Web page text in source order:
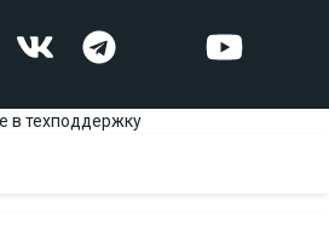
в техподдержку